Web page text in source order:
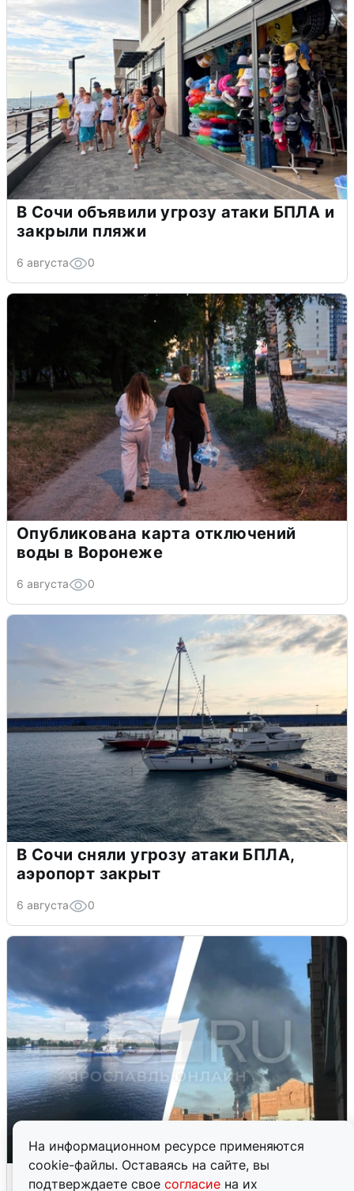
На информационном ресурсе применяются
cookie-файлы. Оставаясь на сайте, вы
подтверждаете свое согласие на их
В Сочи объявили угрозу атаки БПЛА и
закрыли пляжи
6 августа 0
Опубликована карта отключений
воды в Воронеже
6 августа 0
В Сочи сняли угрозу атаки БПЛА,
аэропорт закрыт
6 августа 0
Ночная атака БПЛА на Ярославль: